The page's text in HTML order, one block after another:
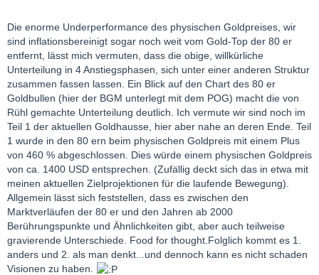
Die enorme Underperformance des physischen Goldpreises, wir
sind inflationsbereinigt sogar noch weit vom Gold-Top der 80 er
entfernt, lässt mich vermuten, dass die obige, willkürliche
Unterteilung in 4 Anstiegsphasen, sich unter einer anderen Struktur
zusammen fassen lassen. Ein Blick auf den Chart des 80 er
Goldbullen (hier der BGM unterlegt mit dem POG) macht die von
Rühl gemachte Unterteilung deutlich. Ich vermute wir sind noch im
Teil 1 der aktuellen Goldhausse, hier aber nahe an deren Ende. Teil
1 wurde in den 80 ern beim physischen Goldpreis mit einem Plus
von 460 % abgeschlossen. Dies würde einem physischen Goldpreis
von ca. 1400 USD entsprechen. (Zufällig deckt sich das in etwa mit
meinen aktuellen Zielprojektionen für die laufende Bewegung).
Allgemein lässt sich feststellen, dass es zwischen den
Marktverläufen der 80 er und den Jahren ab 2000
Berührungspunkte und Ähnlichkeiten gibt, aber auch teilweise
gravierende Unterschiede. Food for thought.Folglich kommt es 1.
anders und 2. als man denkt...und dennoch kann es nicht schaden
Visionen zu haben.